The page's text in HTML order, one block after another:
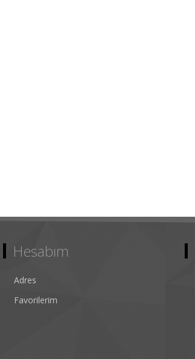
Hesabım
Adres
Favorilerim